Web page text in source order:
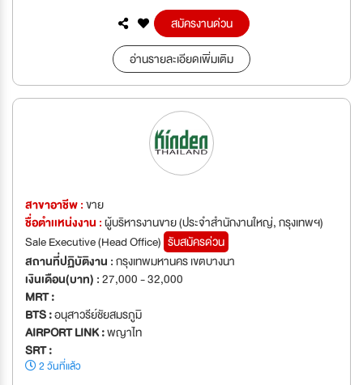
สมัครงานด่วน
อ่านรายละเอียดเพิ่มเติม
สาขาอาชีพ :ขาย
ชื่อตำเเหน่งงาน :ผู้บริหารงานขาย (ประจำสำนักงานใหญ่, กรุงเทพฯ)
Sale Executive (Head Office) รับสมัครด่วน
สถานที่ปฏิบัติงาน :กรุงเทพมหานคร เขตบางนา
เงินเดือน(บาท) :27,000 - 32,000
MRT :
BTS :อนุสาวรีย์ชัยสมรภูมิ
AIRPORT LINK :พญาไท
SRT :
2 วันที่แล้ว